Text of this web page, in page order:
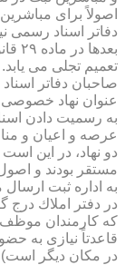
اصولاً برای
دفاتر اسناد رسمی
تعمیم تجلی می یابد.
صاحبان دفاتر
عنوان نهاد خصوصی
به رسمیت دادن
عرصه و اعیان و
دو نهاد، در این
مستقر بودند و
به اداره ثبت
در دفتر املاك درج
كه كارمندان موظف
قاعدتاً نیازی به
در مكان دیگر است)